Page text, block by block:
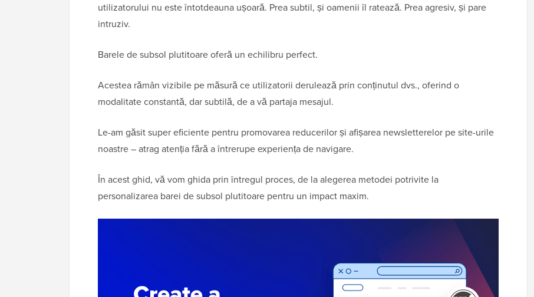
utilizatorului nu este întotdeauna ușoară. Prea subtil, și oamenii îl ratează. Prea agresiv, și pare
intruziv.
Barele de subsol plutitoare oferă un echilibru perfect.
Acestea rămân vizibile pe măsură ce utilizatorii derulează prin conținutul dvs., oferind o
modalitate constantă, dar subtilă, de a vă partaja mesajul.
Le-am găsit super eficiente pentru promovarea reducerilor și afișarea newsletterelor pe site-urile
noastre – atrag atenția fără a întrerupe experiența de navigare.
În acest ghid, vă vom ghida prin întregul proces, de la alegerea metodei potrivite la
personalizarea barei de subsol plutitoare pentru un impact maxim.